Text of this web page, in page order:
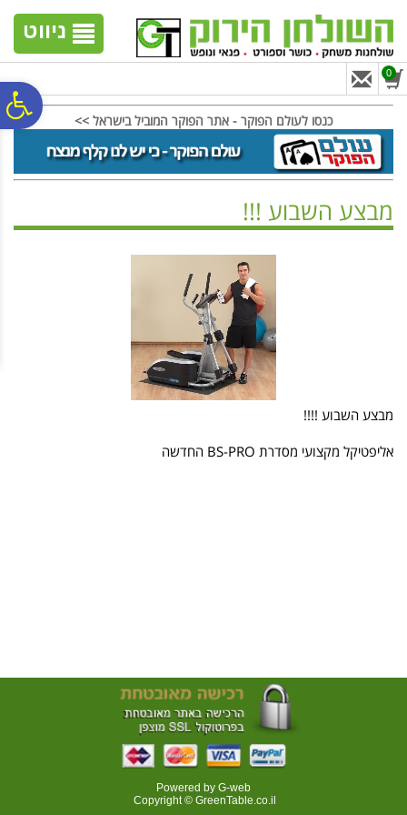
נגישות
אתר
המרכזי
ניווט
0
כנסו לעולם הפוקר - אתר הפוקר המוביל בישראל >>
מבצע השבוע !!!
מבצע השבוע !!!!
אליפטיקל מקצועי מסדרת BS-PRO החדשה
Powered by G-web
Copyright © GreenTable.co.il